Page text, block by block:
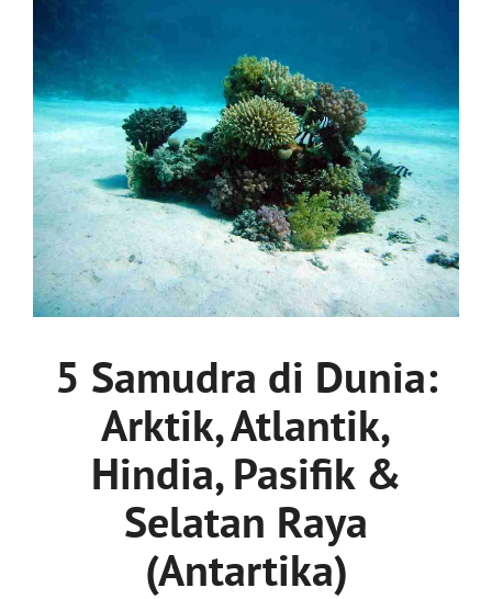
5 Samudra di Dunia:
Arktik, Atlantik,
Hindia, Pasifik &
Selatan Raya
(Antartika)